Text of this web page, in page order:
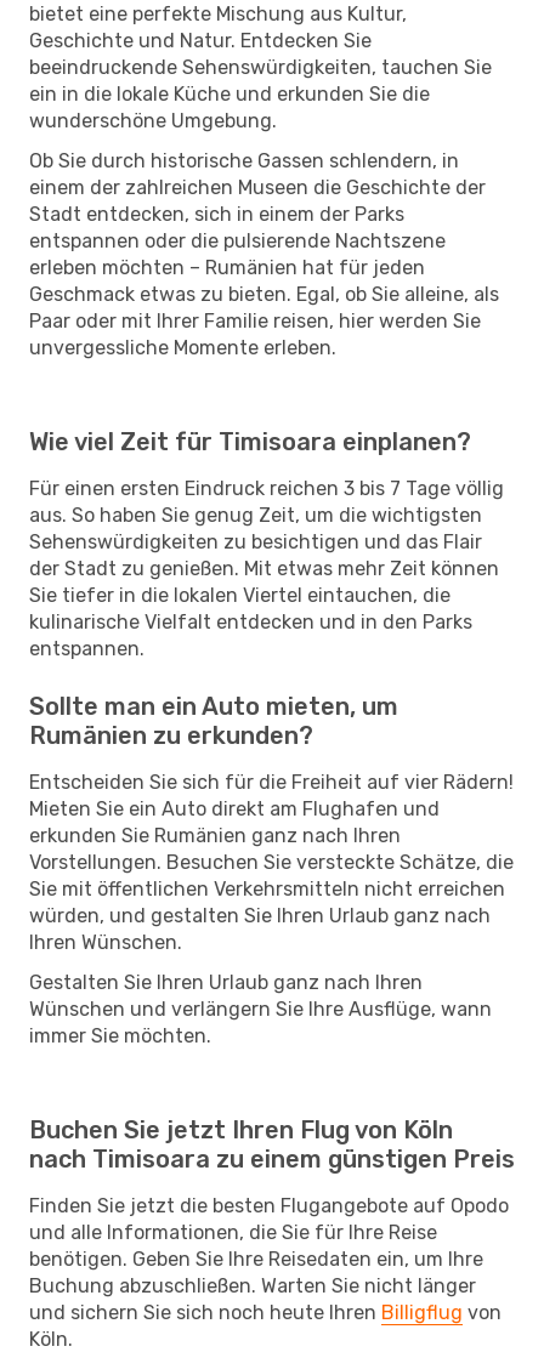
bietet eine perfekte Mischung aus Kultur,
Geschichte und Natur. Entdecken Sie
beeindruckende Sehenswürdigkeiten, tauchen Sie
ein in die lokale Küche und erkunden Sie die
wunderschöne Umgebung.
Ob Sie durch historische Gassen schlendern, in
einem der zahlreichen Museen die Geschichte der
Stadt entdecken, sich in einem der Parks
entspannen oder die pulsierende Nachtszene
erleben möchten – Rumänien hat für jeden
Geschmack etwas zu bieten. Egal, ob Sie alleine, als
Paar oder mit Ihrer Familie reisen, hier werden Sie
unvergessliche Momente erleben.
Wie viel Zeit für Timisoara einplanen?
Für einen ersten Eindruck reichen 3 bis 7 Tage völlig
aus. So haben Sie genug Zeit, um die wichtigsten
Sehenswürdigkeiten zu besichtigen und das Flair
der Stadt zu genießen. Mit etwas mehr Zeit können
Sie tiefer in die lokalen Viertel eintauchen, die
kulinarische Vielfalt entdecken und in den Parks
entspannen.
Sollte man ein Auto mieten, um
Rumänien zu erkunden?
Entscheiden Sie sich für die Freiheit auf vier Rädern!
Mieten Sie ein Auto direkt am Flughafen und
erkunden Sie Rumänien ganz nach Ihren
Vorstellungen. Besuchen Sie versteckte Schätze, die
Sie mit öffentlichen Verkehrsmitteln nicht erreichen
würden, und gestalten Sie Ihren Urlaub ganz nach
Ihren Wünschen.
Gestalten Sie Ihren Urlaub ganz nach Ihren
Wünschen und verlängern Sie Ihre Ausflüge, wann
immer Sie möchten.
Buchen Sie jetzt Ihren Flug von Köln
nach Timisoara zu einem günstigen Preis
Finden Sie jetzt die besten Flugangebote auf Opodo
und alle Informationen, die Sie für Ihre Reise
benötigen. Geben Sie Ihre Reisedaten ein, um Ihre
Buchung abzuschließen. Warten Sie nicht länger
und sichern Sie sich noch heute Ihren Billigflug von
Köln.